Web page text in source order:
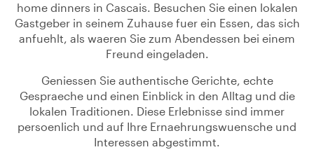
home dinners in Cascais. Besuchen Sie einen lokalen
Gastgeber in seinem Zuhause fuer ein Essen, das sich
anfuehlt, als waeren Sie zum Abendessen bei einem
Freund eingeladen.
Geniessen Sie authentische Gerichte, echte
Gespraeche und einen Einblick in den Alltag und die
lokalen Traditionen. Diese Erlebnisse sind immer
persoenlich und auf Ihre Ernaehrungswuensche und
Interessen abgestimmt.